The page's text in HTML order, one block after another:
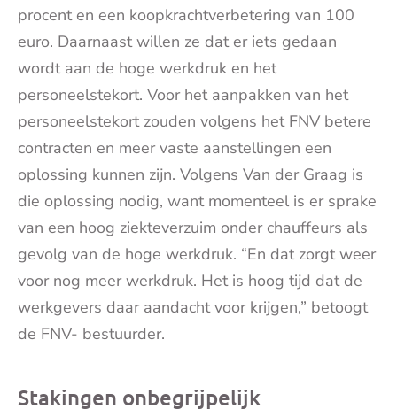
procent en een koopkrachtverbetering van 100
euro. Daarnaast willen ze dat er iets gedaan
wordt aan de hoge werkdruk en het
personeelstekort. Voor het aanpakken van het
personeelstekort zouden volgens het FNV betere
contracten en meer vaste aanstellingen een
oplossing kunnen zijn. Volgens Van der Graag is
die oplossing nodig, want momenteel is er sprake
van een hoog ziekteverzuim onder chauffeurs als
gevolg van de hoge werkdruk. “En dat zorgt weer
voor nog meer werkdruk. Het is hoog tijd dat de
werkgevers daar aandacht voor krijgen,” betoogt
de FNV- bestuurder.
Stakingen onbegrijpelijk